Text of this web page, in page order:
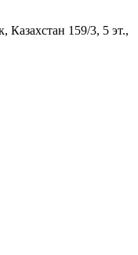
Казахстан 159/3, 5 эт.,